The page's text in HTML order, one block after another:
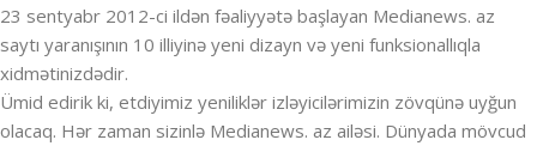
23 sentyabr 2012-ci ildən fəaliyyətə başlayan Medianews. az
saytı yaranışının 10 illiyinə yeni dizayn və yeni funksionallıqla
xidmətinizdədir.
Ümid edirik ki, etdiyimiz yeniliklər izləyicilərimizin zövqünə uyğun
olacaq. Hər zaman sizinlə Medianews. az ailəsi. Dünyada mövcud